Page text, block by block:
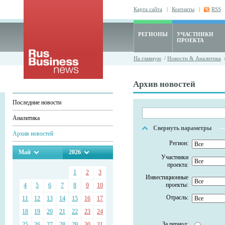
Карта сайта | Контакты | RSS
РЕГИОНЫ
УЧАСТНИКИ
ПРОЕКТА
На главную / Новости & Аналитика
Последние новости
Аналитика
Архив новостей
Май 2026
1 2
3
4
5 6 7 8 9
10
11
12 13 14 15 16
17
18
19 20 21 22 23
24
Архив новостей
Свернуть параметры
Регион:
Участники
проекта:
Инвестиционные
проекты:
Отрасль: